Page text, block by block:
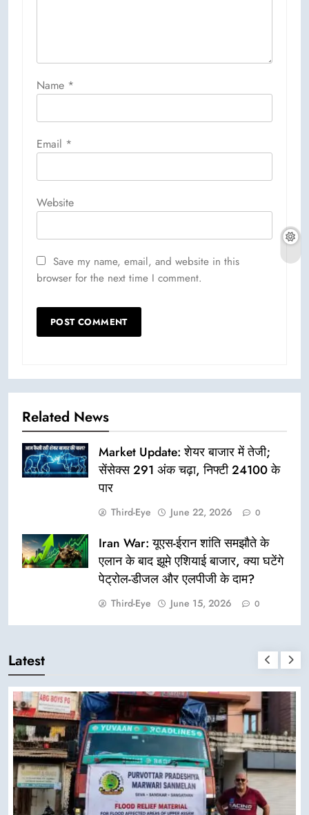
Name *
Email *
Website
Save my name, email, and website in this
browser for the next time I comment.
Related News
Market Update: शेयर बाजार में तेजी;
सेंसेक्स 291 अंक चढ़ा, निफ्टी 24100 के
पार
Third-Eye June 22, 2026 0
Iran War: यूएस-ईरान शांति समझौते के
एलान के बाद झूमे एशियाई बाजार, क्या घटेंगे
पेट्रोल-डीजल और एलपीजी के दाम?
Third-Eye June 15, 2026 0
Latest